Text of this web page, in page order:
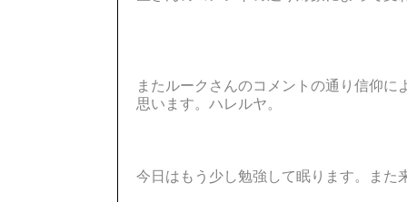
またルークさんのコメントの通り信仰に
思います。ハレルヤ。
今日はもう少し勉強して眠ります。また